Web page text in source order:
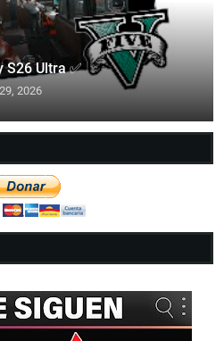
S26 Ultra ✅
2026